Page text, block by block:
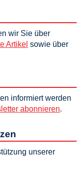
wir Sie über
Artikel sowie über
informiert werden
abonnieren.
unserer